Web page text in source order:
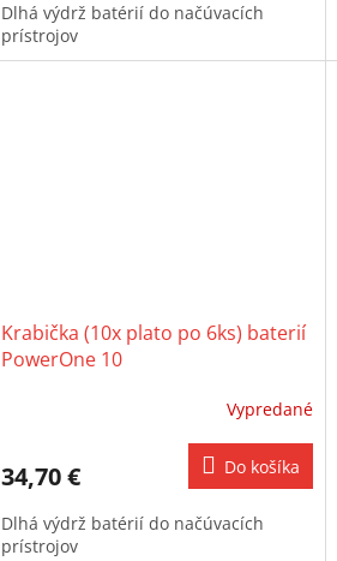
Dlhá výdrž batérií do načúvacích
prístrojov
Krabička (10x plato po 6ks) baterií
PowerOne 10
Vypredané
34,70 € Do košíka
Dlhá výdrž batérií do načúvacích
prístrojov